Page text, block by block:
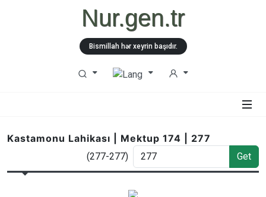
Nur.gen.tr
Bismillah hər xeyrin başıdır.
Kastamonu Lahikası | Mektup 174 | 277
(277-277) Get